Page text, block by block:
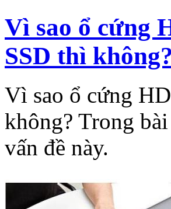
Vì sao ổ cứng
SSD thì không?
Vì sao ổ cứng
không? Trong
vấn đề này.